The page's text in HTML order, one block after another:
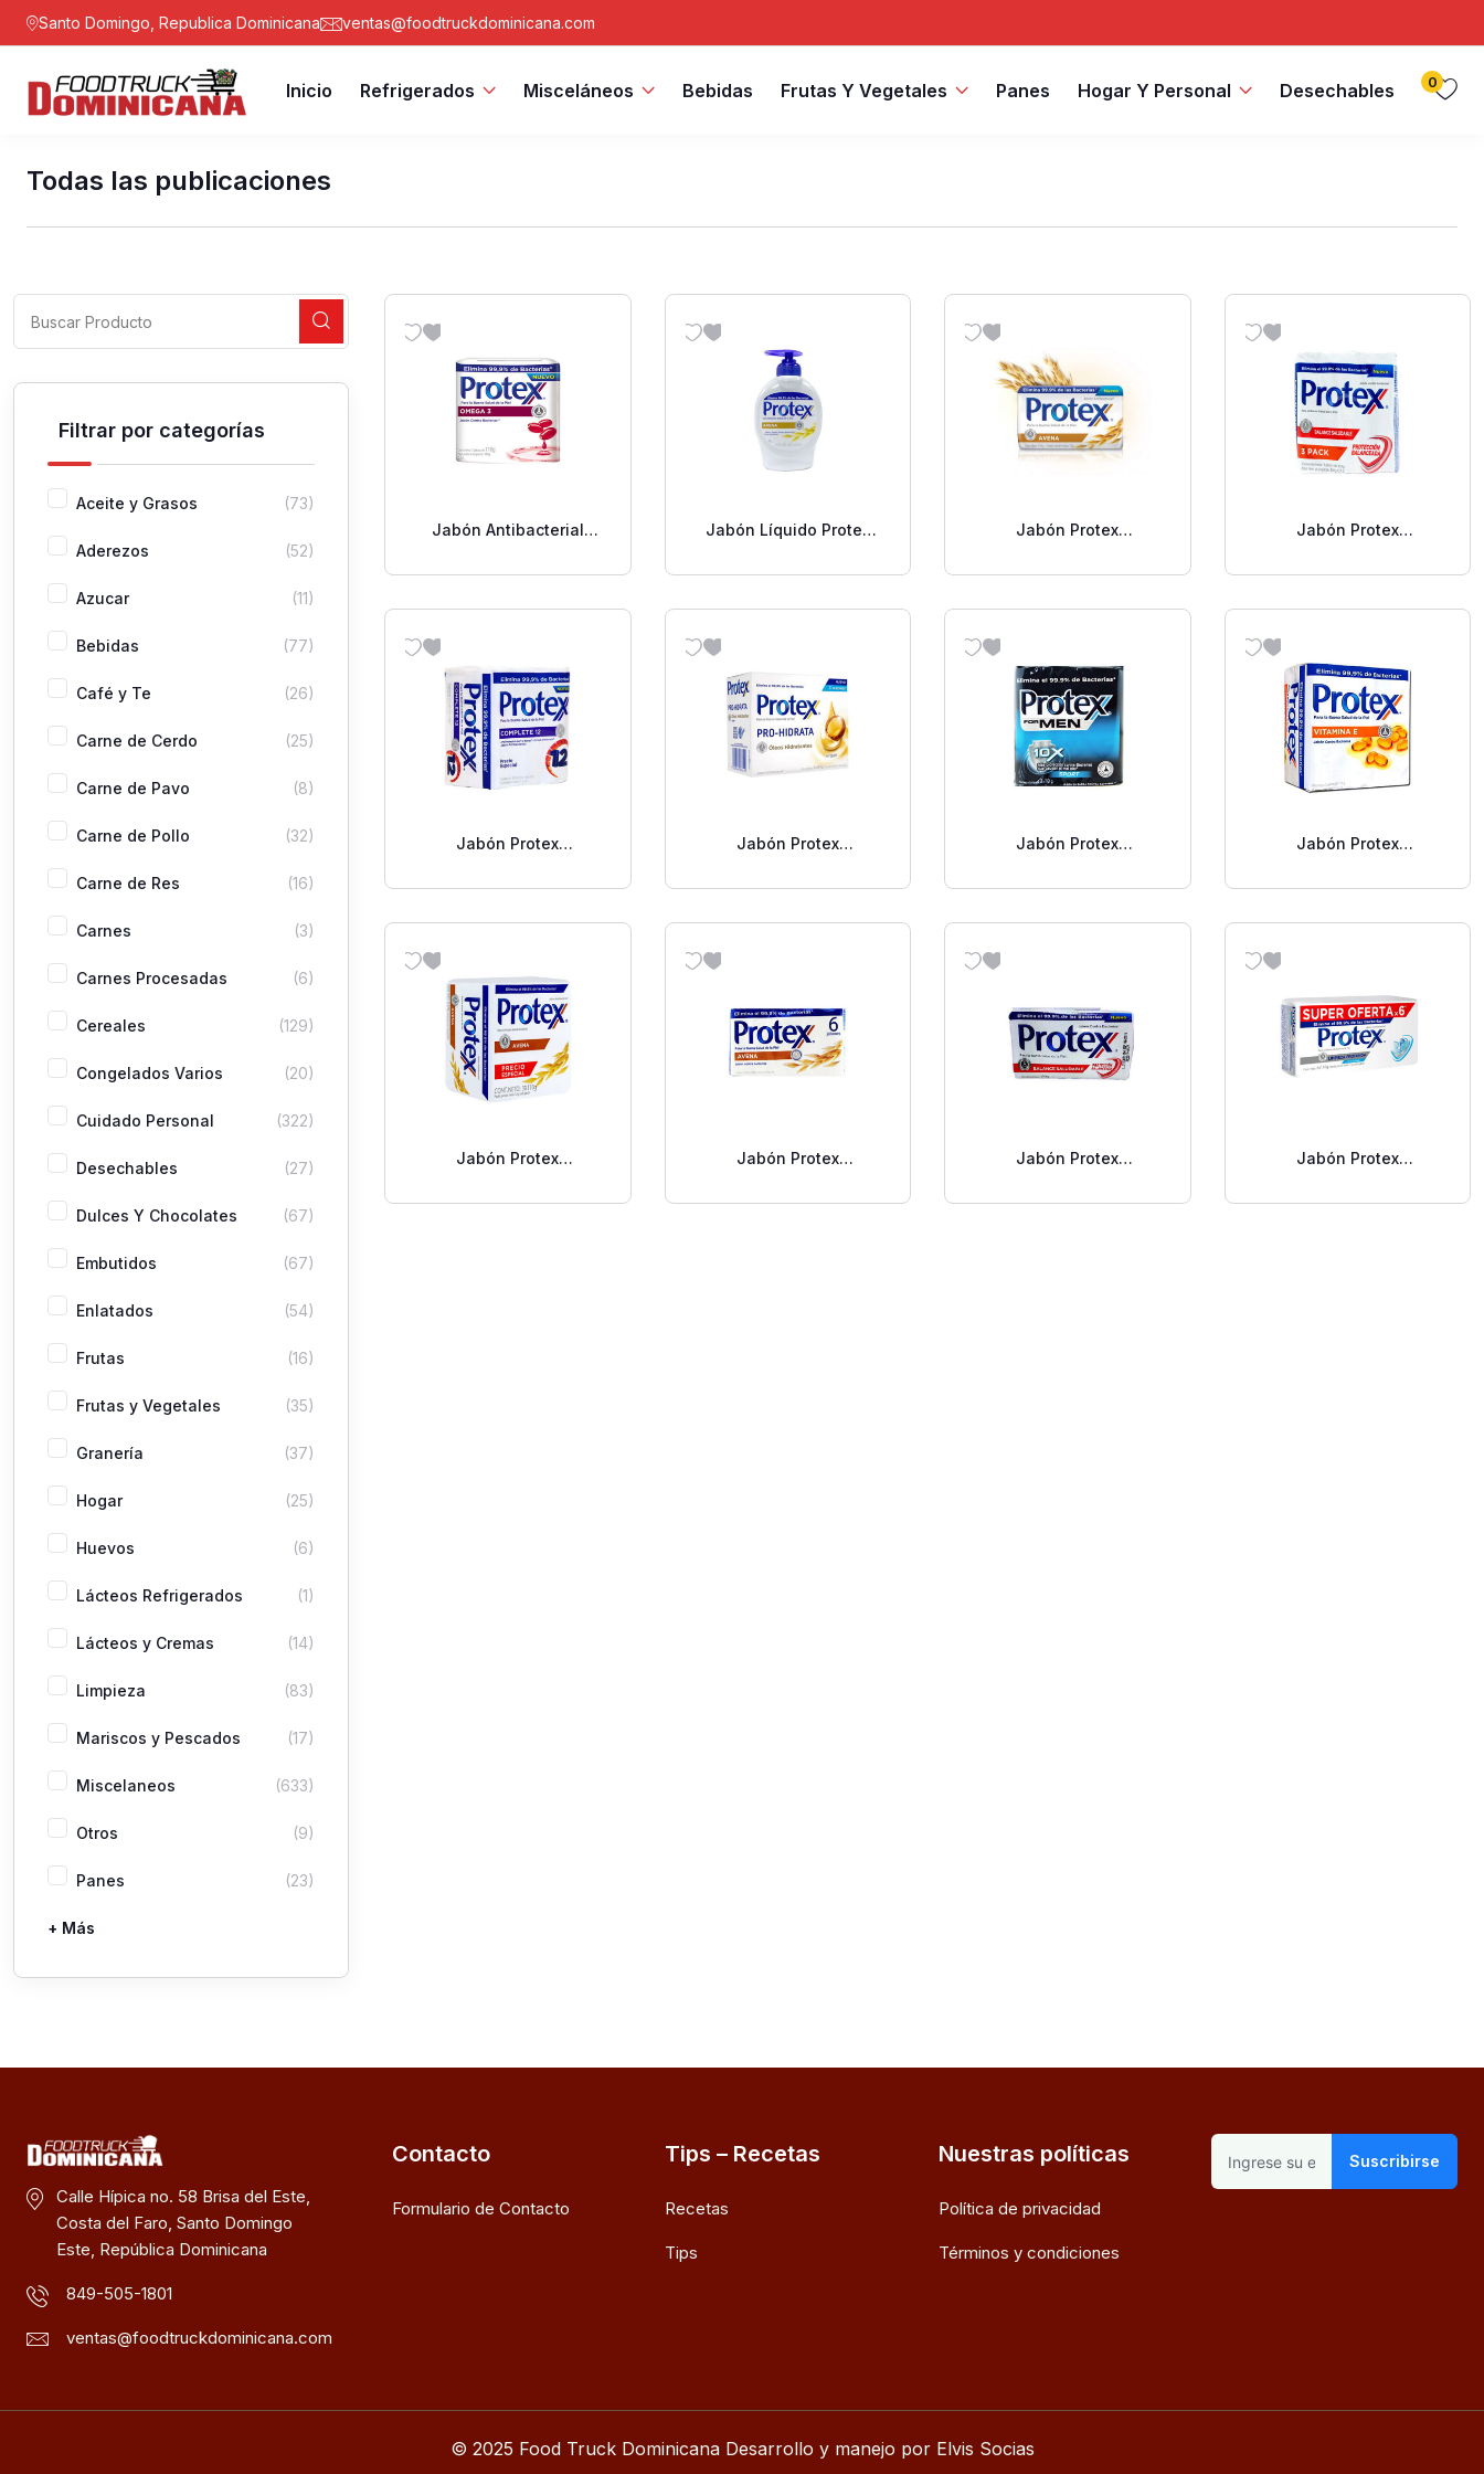
Santo Domingo, Republica Dominicana ventas@foodtruckdominicana.com
Inicio Refrigerados Misceláneos Bebidas Frutas Y Vegetales Panes Hogar Y Personal Desechables 0
Todas las publicaciones
Filtrar por categorías
Aceite y Grasos (73)
Aderezos (52)
Azucar (11)
Bebidas (77)
Café y Te (26)
Carne de Cerdo (25)
Carne de Pavo (8)
Carne de Pollo (32)
Carne de Res (16)
Carnes (3)
Carnes Procesadas (6)
Cereales (129)
Congelados Varios (20)
Cuidado Personal (322)
Desechables (27)
Dulces Y Chocolates (67)
Embutidos (67)
Enlatados (54)
Frutas (16)
Frutas y Vegetales (35)
Granería (37)
Hogar (25)
Huevos (6)
Lácteos Refrigerados (1)
Lácteos y Cremas (14)
Limpieza (83)
Mariscos y Pescados (17)
Miscelaneos (633)
Otros (9)
Panes (23)
Pastas
Picaderas
Sazones y Salsas
Vegetales
+ Más
Jabón Antibacterial
Pack
Jabón Líquido Protex
221 Ml
Jabón Protex
G
Jabón Protex
Pack
Jabón Protex
12 3 Pack
Jabón Protex
Hidratante Pro-Hidrata
Jabón Protex
3 Pack
Jabón Protex
3 Pack
Jabón Protex
Pack
Jabón Protex
Pack
Jabón Protex
110 G
Jabón Protex
Profunda 6 Pack
Calle Hípica no. 58 Brisa del Este,
Costa del Faro, Santo Domingo
Este, República Dominicana
849-505-1801
ventas@foodtruckdominicana.com
Contacto
Formulario de Contacto
Tips – Recetas
Recetas
Tips
Nuestras políticas
Política de privacidad
Términos y condiciones
Suscribirse
© 2025 Food Truck Dominicana Desarrollo y manejo por Elvis Socias